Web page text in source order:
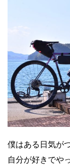
僕はある日気が
自分が好きでや